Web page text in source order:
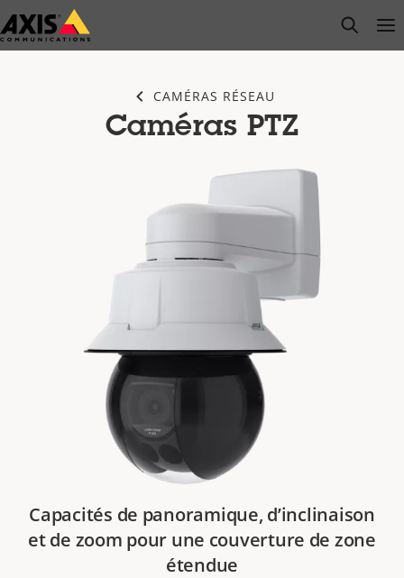
Passer
au
open
CAMÉRAS RÉSEAU
Caméras PTZ
Capacités de panoramique, d’inclinaison
et de zoom pour une couverture de zone
étendue